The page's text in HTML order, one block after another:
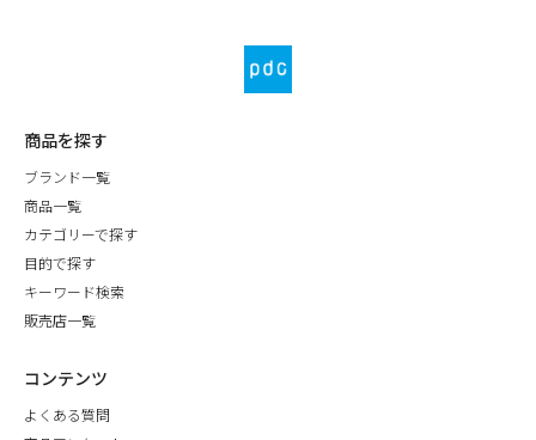
商品を探す
ブランド一覧
商品一覧
カテゴリーで探す
目的で探す
キーワード検索
販売店一覧
コンテンツ
よくある質問